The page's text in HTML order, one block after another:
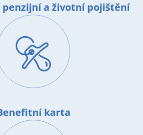
penzijní a životní pojištění
Image
karta
Image